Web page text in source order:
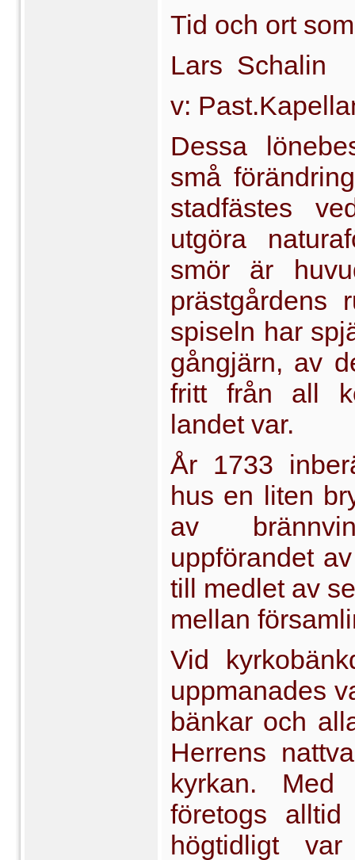
Tid och ort
Lars Schalin
v:
Dessa
små
stadfästes
utgöra
smör är
prästgårdens
spiseln har
gångjärn, av
fritt från all
landet var.
År 1733
hus en liten
av
uppförandet
till medlet av
mellan
Vid
uppmanades
bänkar och
Herrens
kyrkan. Med
företogs alltid
högtidligt